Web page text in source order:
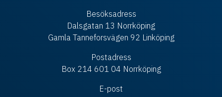
Besöksadress
Dalsgatan 13 Norrköping
Gamla Tanneforsvägen 92 Linköping
Postadress
Box 214 601 04 Norrköping
E-post